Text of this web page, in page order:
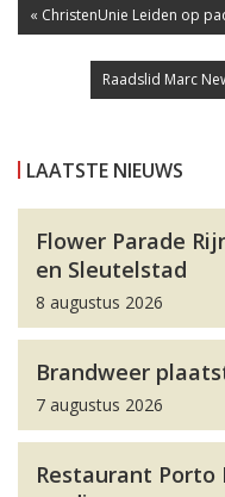
« ChristenUnie Leiden op
Raadslid Marc
LAATSTE NIEUWS
Flower Parade
en Sleutelstad
8 augustus 2026
Brandweer
7 augustus 2026
Restaurant